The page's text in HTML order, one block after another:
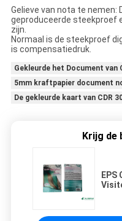
Gelieve van nota te nemen:
geproduceerde steekproef
zijn.
Normaal is de steekproef
is compensatiedruk.
Gekleurde het Document van
5mm kraftpapier document
De gekleurde kaart van CDR
Krijg de
EPS